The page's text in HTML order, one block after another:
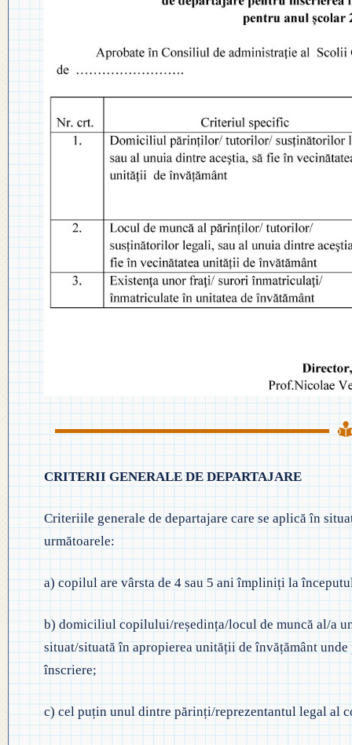
◎ 2024
◎ 2020
CRITERII GENERALE DE DEPARTAJARE
Criteriile generale de departajare care se aplică în
următoarele:
a) copilul are vârsta de 4 sau 5 ani împliniți la
b) domiciliul copilului/reședința/locul de muncă al/a
situat/situată în apropierea unității de învățământ
înscriere;
c) cel puțin unul dintre părinți/reprezentantul legal al